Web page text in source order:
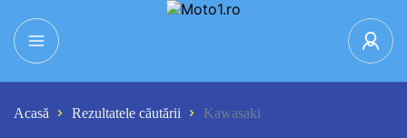
Acasă Rezultatele căutării Kawasaki